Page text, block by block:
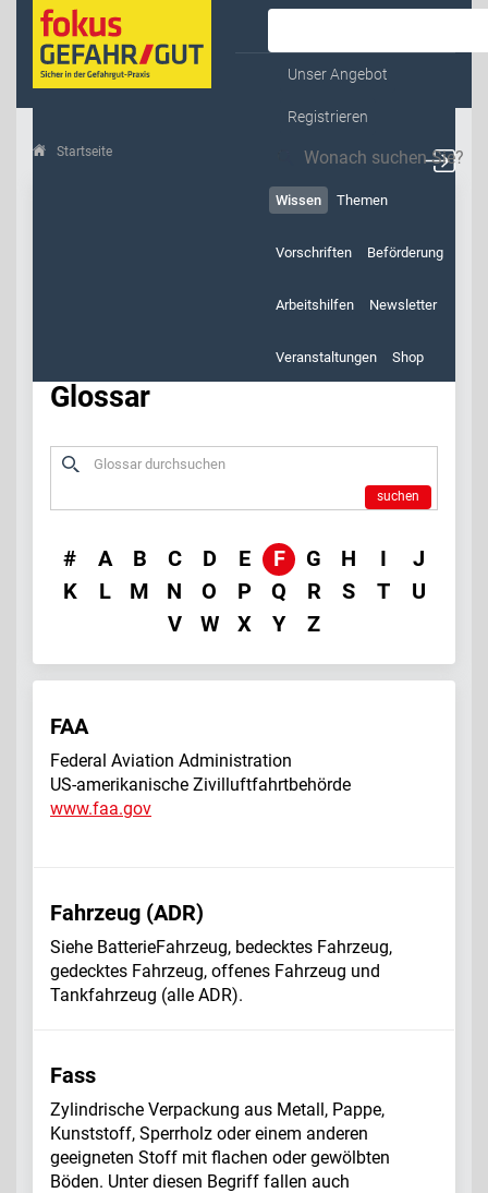
Unser Angebot
Registrieren
Wissen Themen
Vorschriften Beförderung
Arbeitshilfen Newsletter
Veranstaltungen Shop
Startseite
Glossar
suchen
# A B C D E F G H I
J
K
L M N O P Q R S T
U
V
W X Y Z
FAA
Federal Aviation Administration
US-amerikanische Zivilluftfahrtbehörde
www.faa.gov
Fahrzeug (ADR)
Siehe Batterie­Fahrzeug, bedecktes Fahrzeug,
gedecktes Fahrzeug, offenes Fahrzeug und
Tankfahrzeug (alle ADR).
Fass
Zylindrische Verpackung aus Metall, Pappe,
Kunststoff, Sperrholz oder einem anderen
geeigneten Stoff mit flachen oder gewölbten
Böden. Unter diesen Begriff fallen auch